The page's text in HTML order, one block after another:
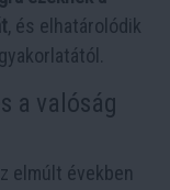
, és elhatárolódik
a valóság
elmúlt években